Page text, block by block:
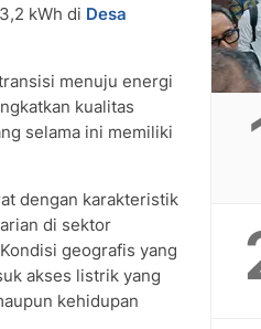
kWh di Desa
menuju energi
kualitas
selama ini memiliki
dengan karakteristik
di sektor
geografis yang
akses listrik yang
kehidupan